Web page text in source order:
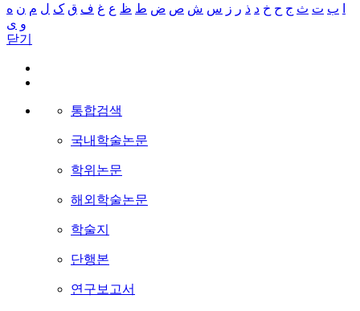
ب ت ث ج ح خ د ذ ر ز س ش ص ض ط ظ ع غ ف ق ک ل م ن ه
و ی
닫기
통합검색
국내학술논문
학위논문
해외학술논문
학술지
단행본
연구보고서